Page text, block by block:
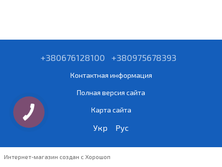
+380676128100 +380975678393
Контактная информация
Полная версия сайта
Карта сайта
Укр Рус
Интернет-магазин создан с Хорошоп